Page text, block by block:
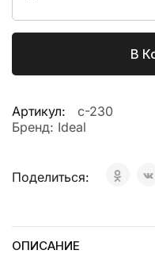
В
Артикул:
с-230
Бренд: Ideal
Поделиться:
ОПИСАНИЕ